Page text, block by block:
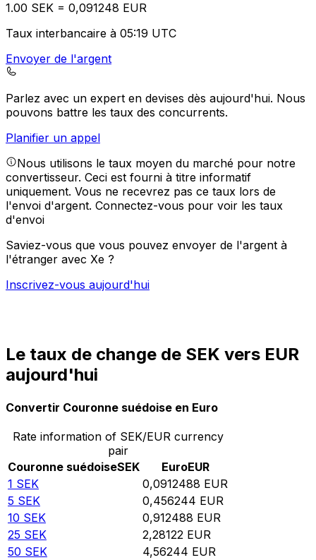
1.00 SEK = 0,091248 EUR
Taux interbancaire à 05:19 UTC
Envoyer de l'argent
Parlez avec un expert en devises dès aujourd'hui. Nous
pouvons battre les taux des concurrents.
Planifier un appel
Nous utilisons le taux moyen du marché pour notre
convertisseur. Ceci est fourni à titre informatif
uniquement. Vous ne recevrez pas ce taux lors de
l'envoi d'argent. Connectez-vous pour voir les taux
d'envoi
Saviez-vous que vous pouvez envoyer de l'argent à
l'étranger avec Xe ?
Inscrivez-vous aujourd'hui
Le taux de change de SEK vers EUR
aujourd'hui
Convertir Couronne suédoise en Euro
Rate information of SEK/EUR currency
pair
Couronne suédoiseSEK EuroEUR
1 SEK 0,0912488 EUR
5 SEK 0,456244 EUR
10 SEK 0,912488 EUR
25 SEK 2,28122 EUR
50 SEK 4,56244 EUR